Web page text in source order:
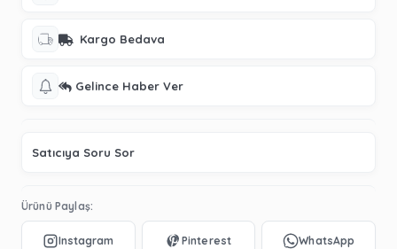
Kargo Bedava
Gelince Haber Ver
Satıcıya Soru Sor
Ürünü Paylaş: